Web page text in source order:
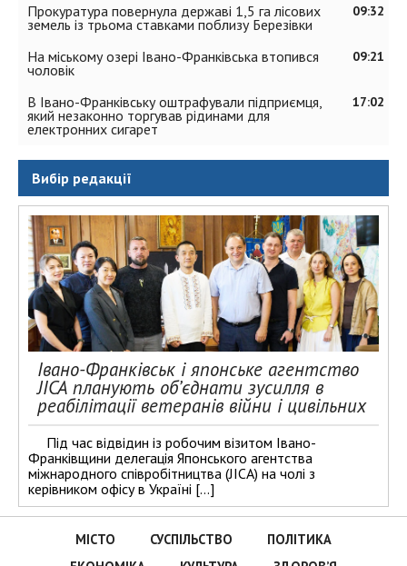
09:32
Прокуратура повернула державі 1,5 га лісових
земель із трьома ставками поблизу Березівки
09:21
На міському озері Івано-Франківська втопився
чоловік
17:02
В Івано-Франківську оштрафували підприємця,
який незаконно торгував рідинами для
електронних сигарет
Вибір редакції
Івано-Франківськ і японське агентство
JICA планують об’єднати зусилля в
реабілітації ветеранів війни і цивільних
Під час відвідин із робочим візитом Івано-
Франківщини делегація Японського агентства
міжнародного співробітництва (JICA) на чолі з
керівником офісу в Україні […]
МІСТО СУСПІЛЬСТВО
ПОЛІТИКА